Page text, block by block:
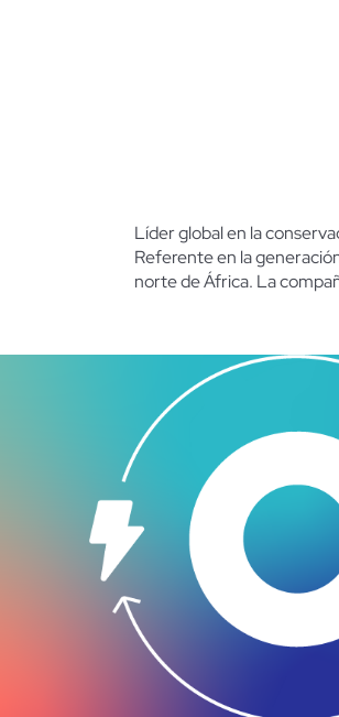
Líder global en la
Referente en la
norte de África. La